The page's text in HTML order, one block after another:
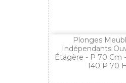
Plonges
Indépendants
Étagère - P 70 Cm
140 P 70